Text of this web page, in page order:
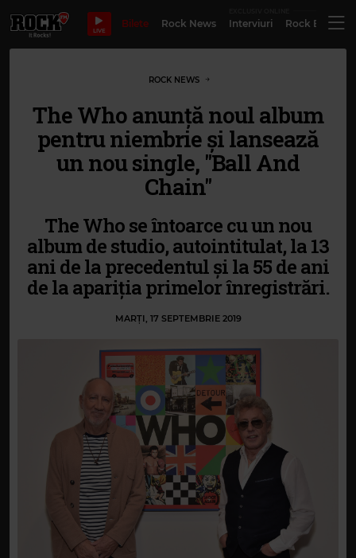
LIVE
Bilete Rock News Interviuri Rock
ROCK NEWS
The Who anunță noul album
pentru niembrie și lansează
un nou single, "Ball And
Chain"
The Who se întoarce cu un nou
album de studio, autointitulat, la 13
ani de la precedentul și la 55 de ani
de la apariția primelor înregistrări.
MARȚI, 17 SEPTEMBRIE 2019